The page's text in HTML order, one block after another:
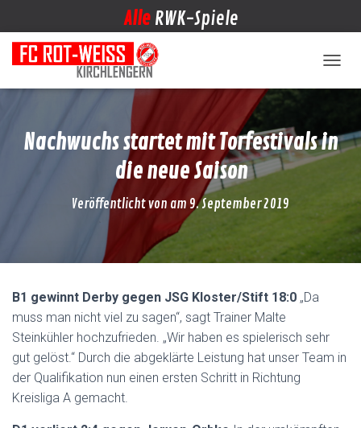
Alle RWK-Spiele
Nachwuchs startet mit Torfestivals in
die neue Saison
Veröffentlicht von am 9. September 2019
B1 gewinnt Derby gegen JSG Kloster/Stift 18:0 „Da
muss man nicht viel zu sagen“, sagt Trainer Malte
Steinkühler hochzufrieden. „Wir haben es spielerisch sehr
gut gelöst.“ Durch die abgeklärte Leistung hat unser Team in
der Qualifikation nun einen ersten Schritt in Richtung
Kreisliga A gemacht.